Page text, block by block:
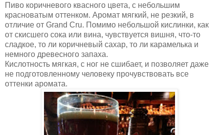
Пиво коричневого квасного цвета, с небольшим
красноватым оттенком. Аромат мягкий, не резкий, в
отличие от Grand Cru. Помимо небольшой кислинки, как
от скисшего сока или вина, чувствуется вишня, что-то
сладкое, то ли коричневый сахар, то ли карамелька и
немного древесного запаха.
Кислотность мягкая, с ног не сшибает, и позволяет даже
не подготовленному человеку прочувствовать все
оттенки аромата.